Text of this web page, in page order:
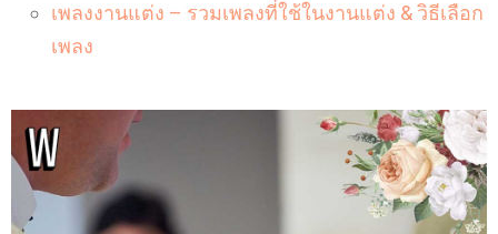
เพลงงานแต่ง – รวมเพลงที่ใช้ในงานแต่ง & วิธีเลือก
เพลง